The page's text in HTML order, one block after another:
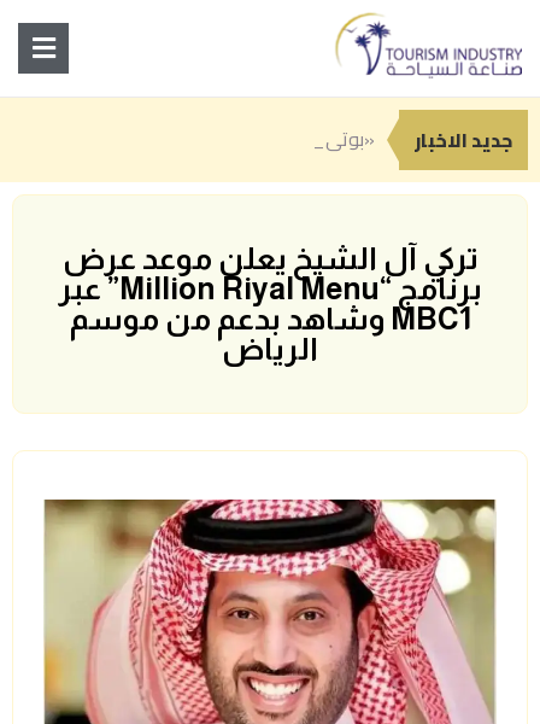
جديد الاخبار «بوتيك» تطلق الهوي
تركي آل الشيخ يعلن موعد عرض
برنامج “Million Riyal Menu” عبر
MBC1 وشاهد بدعم من موسم
الرياض